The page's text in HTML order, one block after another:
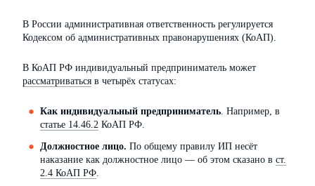
В России административная ответственность регулируется
Кодексом об административных правонарушениях (КоАП).
В КоАП РФ индивидуальный предприниматель может
рассматриваться в четырёх статусах:
Как индивидуальный предприниматель. Например, в
статье 14.46.2 КоАП РФ.
Должностное лицо. По общему правилу ИП несёт
наказание как должностное лицо — об этом сказано в ст.
2.4 КоАП РФ.